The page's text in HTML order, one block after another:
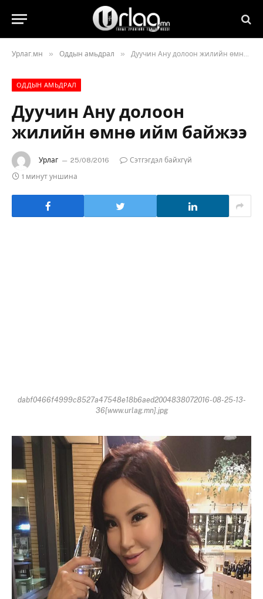
Урлаг.мн » Оддын амьдрал » Дуучин Ану долоон жилийн өмнө ийм байжээ
ОДДЫН АМЬДРАЛ
Дуучин Ану долоон
жилийн өмнө ийм байжээ
Урлаг 25/08/2016
Сэтгэгдэл байхгүй
1 минут уншина
dabf0466f4999c8527a47548e18b6aed2004838072016-08-25-13-
36[www.urlag.mn].jpg